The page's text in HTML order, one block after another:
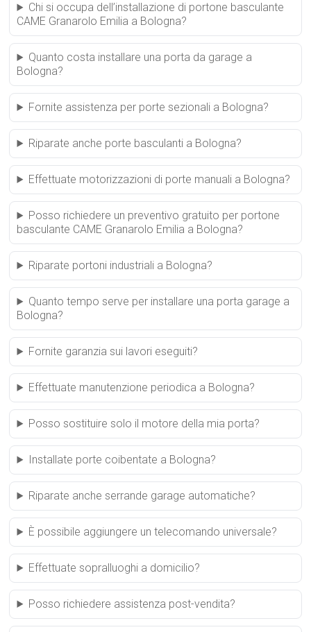
Chi si occupa dell’installazione di portone basculante
CAME Granarolo Emilia a Bologna?
Quanto costa installare una porta da garage a
Bologna?
Fornite assistenza per porte sezionali a Bologna?
Riparate anche porte basculanti a Bologna?
Effettuate motorizzazioni di porte manuali a Bologna?
Posso richiedere un preventivo gratuito per portone
basculante CAME Granarolo Emilia a Bologna?
Riparate portoni industriali a Bologna?
Quanto tempo serve per installare una porta garage a
Bologna?
Fornite garanzia sui lavori eseguiti?
Effettuate manutenzione periodica a Bologna?
Posso sostituire solo il motore della mia porta?
Installate porte coibentate a Bologna?
Riparate anche serrande garage automatiche?
È possibile aggiungere un telecomando universale?
Effettuate sopralluoghi a domicilio?
Posso richiedere assistenza post-vendita?